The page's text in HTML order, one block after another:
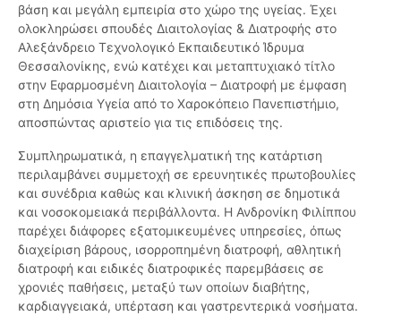
βάση και μεγάλη εμπειρία στο χώρο της υγείας. Έχει
ολοκληρώσει σπουδές Διαιτολογίας & Διατροφής στο
Αλεξάνδρειο Τεχνολογικό Εκπαιδευτικό Ίδρυμα
Θεσσαλονίκης, ενώ κατέχει και μεταπτυχιακό τίτλο
στην Εφαρμοσμένη Διαιτολογία – Διατροφή με έμφαση
στη Δημόσια Υγεία από το Χαροκόπειο Πανεπιστήμιο,
αποσπώντας αριστείο για τις επιδόσεις της.
Συμπληρωματικά, η επαγγελματική της κατάρτιση
περιλαμβάνει συμμετοχή σε ερευνητικές πρωτοβουλίες
και συνέδρια καθώς και κλινική άσκηση σε δημοτικά
και νοσοκομειακά περιβάλλοντα. Η Ανδρονίκη Φιλίππου
παρέχει διάφορες εξατομικευμένες υπηρεσίες, όπως
διαχείριση βάρους, ισορροπημένη διατροφή, αθλητική
διατροφή και ειδικές διατροφικές παρεμβάσεις σε
χρονιές παθήσεις, μεταξύ των οποίων διαβήτης,
καρδιαγγειακά, υπέρταση και γαστρεντερικά νοσήματα.